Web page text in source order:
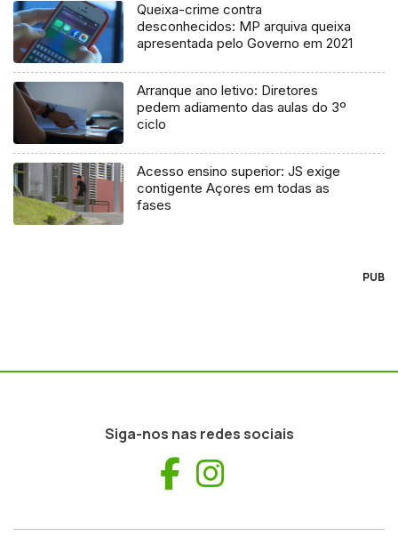
Queixa-crime contra
desconhecidos: MP arquiva queixa
apresentada pelo Governo em 2021
Arranque ano letivo: Diretores
pedem adiamento das aulas do 3º
ciclo
Acesso ensino superior: JS exige
contigente Açores em todas as
fases
PUB
Siga-nos nas redes sociais
Facebook